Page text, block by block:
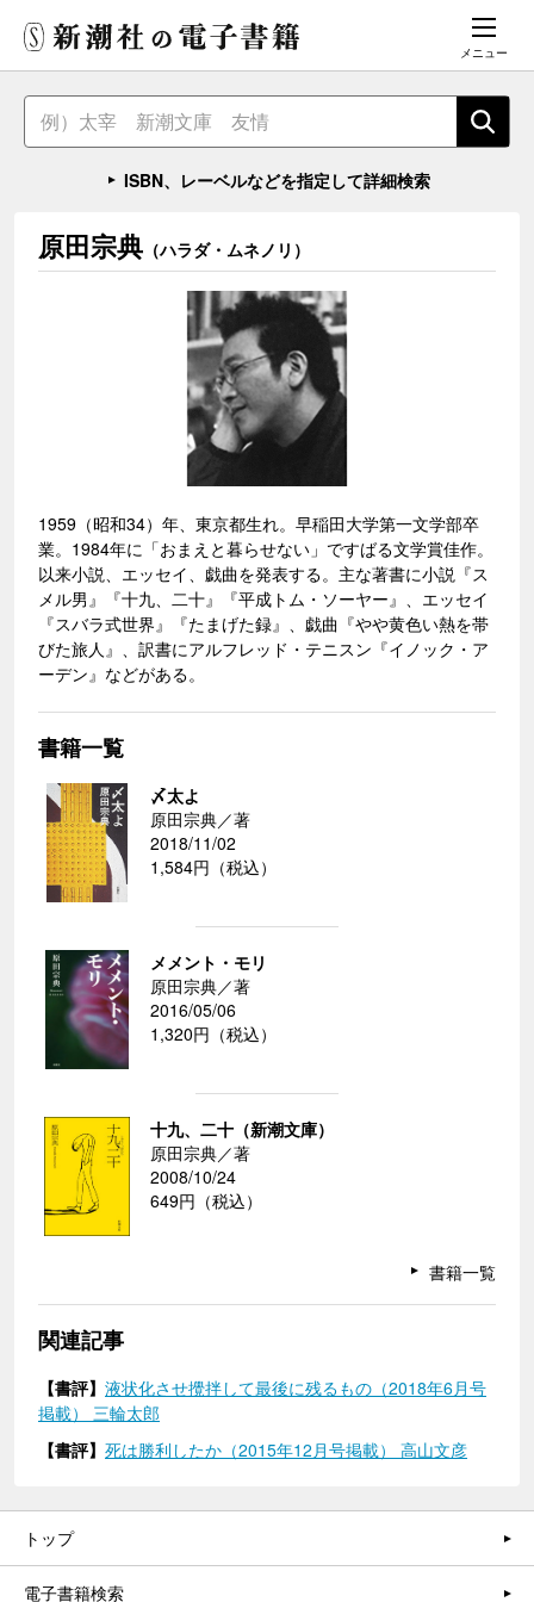
メニュー
ISBN、レーベルなどを指定して詳細検索
原田宗典 （ハラダ・ムネノリ）
1959（昭和34）年、東京都生れ。早稲田大学第一文学部卒
業。1984年に「おまえと暮らせない」ですばる文学賞佳作。
以来小説、エッセイ、戯曲を発表する。主な著書に小説『ス
メル男』『十九、二十』『平成トム・ソーヤー』、エッセイ
『スバラ式世界』『たまげた録』、戯曲『やや黄色い熱を帯
びた旅人』、訳書にアルフレッド・テニスン『イノック・ア
ーデン』などがある。
書籍一覧
〆太よ
原田宗典／著
2018/11/02
1,584円（税込）
メメント・モリ
原田宗典／著
2016/05/06
1,320円（税込）
十九、二十（新潮文庫）
原田宗典／著
2008/10/24
649円（税込）
書籍一覧
関連記事
【書評】 液状化させ攪拌して最後に残るもの（2018年6月号
掲載） 三輪太郎
【書評】 死は勝利したか（2015年12月号掲載） 高山文彦
トップ
電子書籍検索